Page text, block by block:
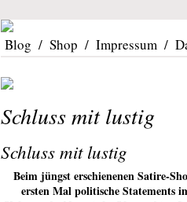
Blog / Shop / Impressum /
Schluss mit lustig
Schluss mit lustig
Beim jüngst erschienenen Satire-
ersten Mal politische Statements